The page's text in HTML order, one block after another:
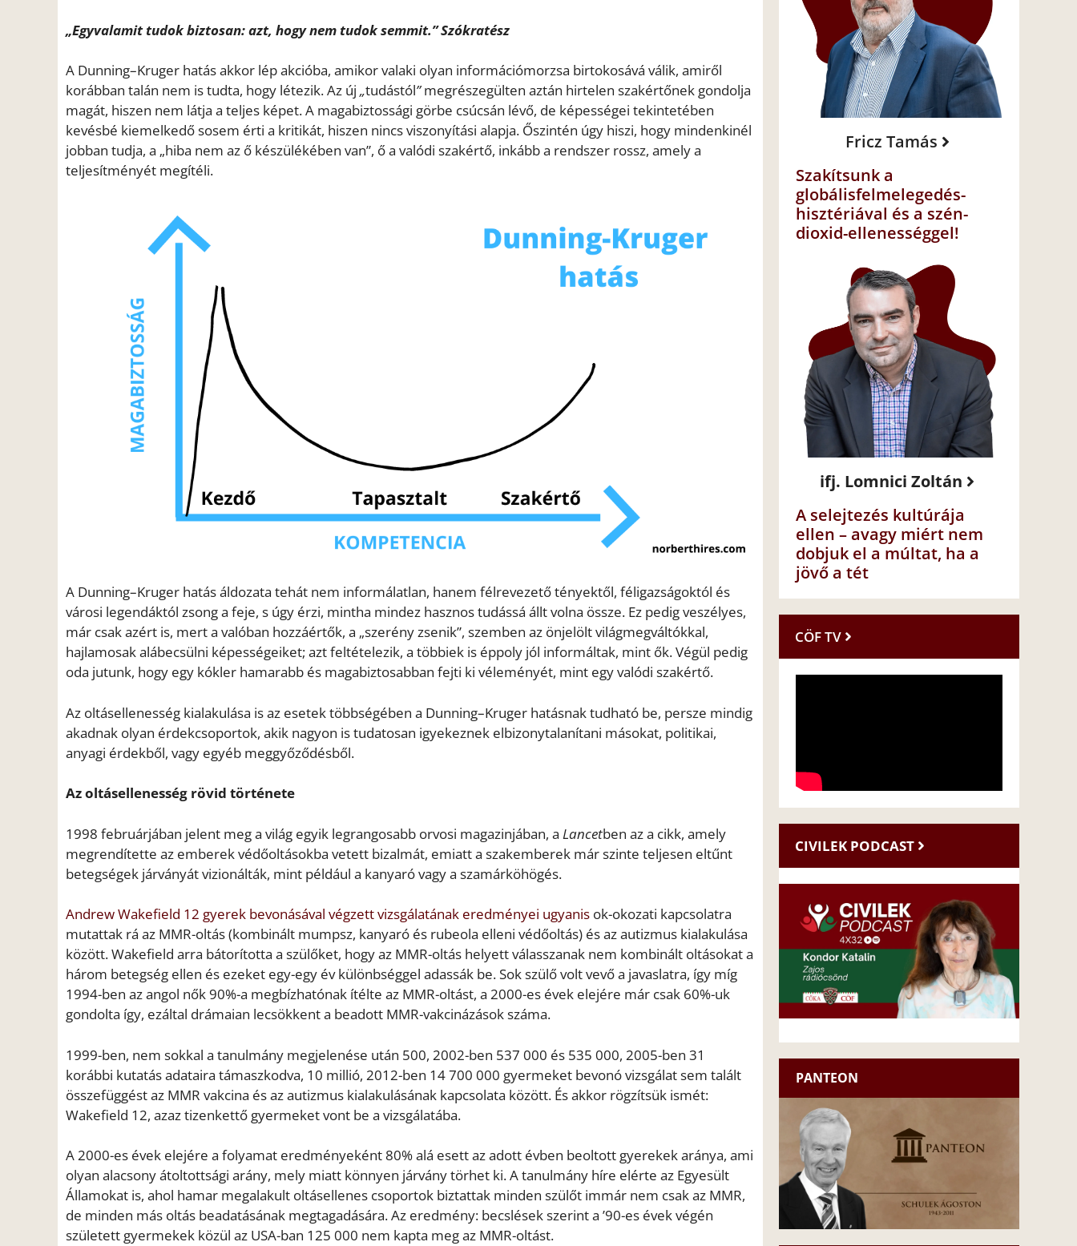
„Egyvalamit tudok biztosan: azt, hogy nem tudok semmit.” Szókratész
A Dunning–Kruger hatás akkor lép akcióba, amikor valaki olyan információmorzsa birtokosává válik, amiről
korábban talán nem is tudta, hogy létezik. Az új „tudástól”megrészegülten aztán hirtelen szakértőnek gondolja
magát, hiszen nem látja a teljes képet. A magabiztossági görbe csúcsán lévő, de képességei tekintetében
kevésbé kiemelkedő sosem érti a kritikát, hiszen nincs viszonyítási alapja. Őszintén úgy hiszi, hogy mindenkinél
jobban tudja, a „hiba nem az ő készülékében van”, ő a valódi szakértő, inkább a rendszer rossz, amely a
teljesítményét megítéli.
A Dunning–Kruger hatás áldozata tehát nem informálatlan, hanem félrevezető tényektől, féligazságoktól és
városi legendáktól zsong a feje, s úgy érzi, mintha mindez hasznos tudássá állt volna össze. Ez pedig veszélyes,
már csak azért is, mert a valóban hozzáértők, a „szerény zsenik”, szemben az önjelölt világmegváltókkal,
hajlamosak alábecsülni képességeiket; azt feltételezik, a többiek is éppoly jól informáltak, mint ők. Végül pedig
oda jutunk, hogy egy kókler hamarabb és magabiztosabban fejti ki véleményét, mint egy valódi szakértő.
Az oltásellenesség kialakulása is az esetek többségében a Dunning–Kruger hatásnak tudható be, persze mindig
akadnak olyan érdekcsoportok, akik nagyon is tudatosan igyekeznek elbizonytalanítani másokat, politikai,
anyagi érdekből, vagy egyéb meggyőződésből.
Az oltásellenesség rövid története
1998 februárjában jelent meg a világ egyik legrangosabb orvosi magazinjában, a Lancetben az a cikk, amely
megrendítette az emberek védőoltásokba vetett bizalmát, emiatt a szakemberek már szinte teljesen eltűnt
betegségek járványát vizionálták, mint például a kanyaró vagy a szamárköhögés.
Andrew Wakefield 12 gyerek bevonásával végzett vizsgálatának eredményei ugyanis ok-okozati kapcsolatra
mutattak rá az MMR-oltás (kombinált mumpsz, kanyaró és rubeola elleni védőoltás) és az autizmus kialakulása
között. Wakefield arra bátorította a szülőket, hogy az MMR-oltás helyett válasszanak nem kombinált oltásokat a
három betegség ellen és ezeket egy-egy év különbséggel adassák be. Sok szülő volt vevő a javaslatra, így míg
1994-ben az angol nők 90%-a megbízhatónak ítélte az MMR-oltást, a 2000-es évek elejére már csak 60%-uk
gondolta így, ezáltal drámaian lecsökkent a beadott MMR-vakcinázások száma.
1999-ben, nem sokkal a tanulmány megjelenése után 500, 2002-ben 537 000 és 535 000, 2005-ben 31
korábbi kutatás adataira támaszkodva, 10 millió, 2012-ben 14 700 000 gyermeket bevonó vizsgálat sem talált
összefüggést az MMR vakcina és az autizmus kialakulásának kapcsolata között. És akkor rögzítsük ismét:
Wakefield 12, azaz tizenkettő gyermeket vont be a vizsgálatába.
A 2000-es évek elejére a folyamat eredményeként 80% alá esett az adott évben beoltott gyerekek aránya, ami
olyan alacsony átoltottsági arány, mely miatt könnyen járvány törhet ki. A tanulmány híre elérte az Egyesült
Államokat is, ahol hamar megalakult oltásellenes csoportok biztattak minden szülőt immár nem csak az MMR,
de minden más oltás beadatásának megtagadására. Az eredmény: becslések szerint a ’90-es évek végén
született gyermekek közül az USA-ban 125 000 nem kapta meg az MMR-oltást.
Fricz Tamás
Szakítsunk a
globálisfelmelegedés-
hisztériával és a szén-
dioxid-ellenességgel!
ifj. Lomnici Zoltán
A selejtezés kultúrája
ellen – avagy miért nem
dobjuk el a múltat, ha a
jövő a tét
CÖF TV
CIVILEK PODCAST
PANTEON